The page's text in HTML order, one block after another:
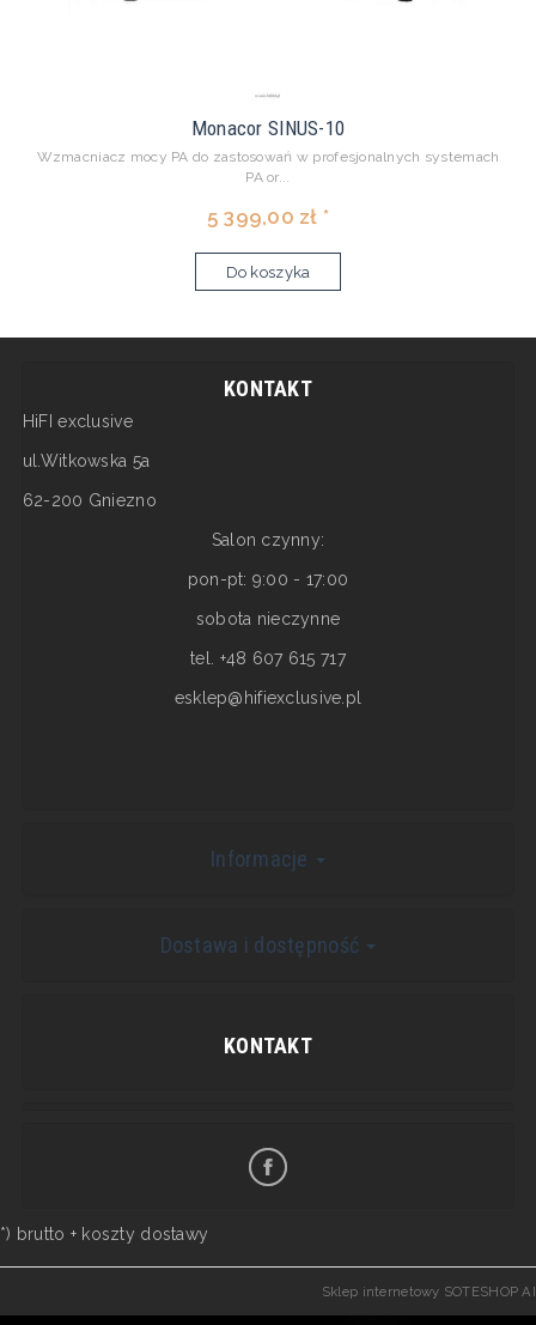
Monacor SINUS-10
Wzmacniacz mocy PA do zastosowań w profesjonalnych systemach
PA or...
5 399,00 zł *
Do koszyka
KONTAKT
HiFI exclusive
ul.Witkowska 5a
62-200 Gniezno
Salon czynny:
pon-pt: 9:00 - 17:00
sobota nieczynne
tel. +48 607 615 717
esklep@hifiexclusive.pl
Informacje
Dostawa i dostępność
KONTAKT
*) brutto + koszty dostawy
Sklep internetowy SOTESHOP AI